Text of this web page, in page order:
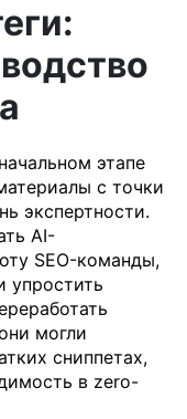
этапе
с точки
экспертности.
AI-
SEO-команды,
упростить
могли
сниппетах,
в zero-